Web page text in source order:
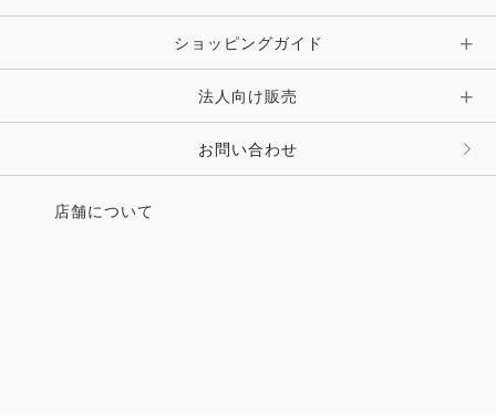
ショッピングガイド
法人向け販売
お問い合わせ
店舗について